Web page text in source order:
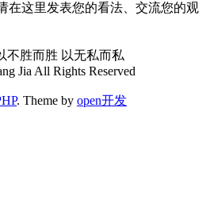
在这里发表您的看法、交流您的观
不胜而胜 以无私而私
Jia All Rights Reserved
. Theme by open开发